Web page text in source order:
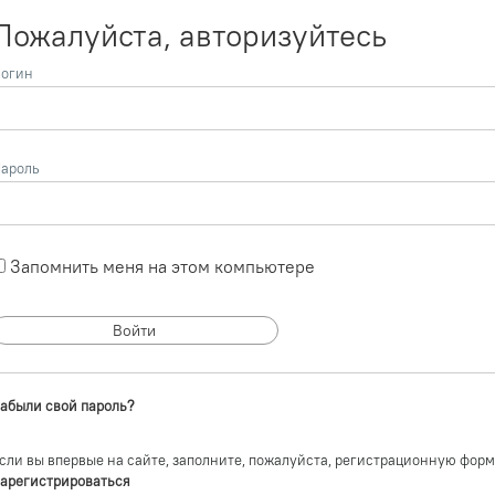
авторизуйтесь
Запомнить меня на этом компьютере
свой пароль?
вы впервые на сайте, заполните, пожалуйста, регистрационную